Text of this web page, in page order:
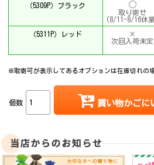
（5309P）ブラック
取り寄せ
(8/11-8/16休
（5311P）レッド
×
次回入荷未定
※取寄可が表示してあるオプションは在庫切れの
個数 買い物かごに